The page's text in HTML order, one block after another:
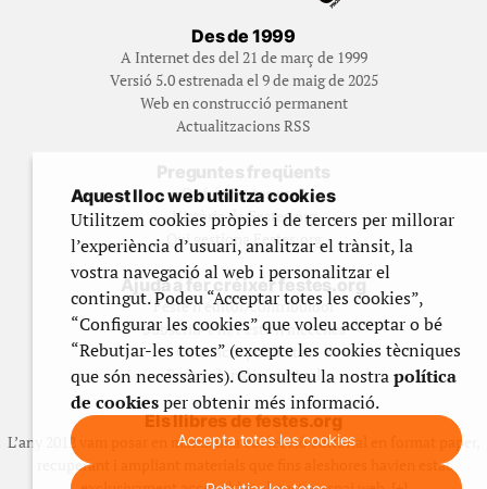
Des de 1999
A Internet des del 21 de març de 1999
Versió 5.0 estrenada el 9 de maig de 2025
Web en construcció permanent
Actualitzacions RSS
Preguntes freqüents
Qué és Festes.org?
Història de Festes.org
Qui gestiona Festes.org
Ajuda a fer créixer festes.org
Feste’n editor/contribuidor
Subscriu-t’hi/Feste’n mecenes
Contracta publicitat
Fes un donatiu puntual
Els llibres de festes.org
L’any 2012 vam posar en marxa una col·lecció editorial en format paper,
recuperant i ampliant materials que fins aleshores havien estat
Aquest lloc web utilitza cookies
Utilitzem cookies pròpies i de tercers per millorar
l’experiència d’usuari, analitzar el trànsit, la
vostra navegació al web i personalitzar el
contingut. Podeu “Acceptar totes les cookies”,
“Configurar les cookies” que voleu acceptar o bé
“Rebutjar-les totes” (excepte les cookies tècniques
que són necessàries). Consulteu la nostrapolítica
de cookiesper obtenir més informació.
Accepta totes les cookies